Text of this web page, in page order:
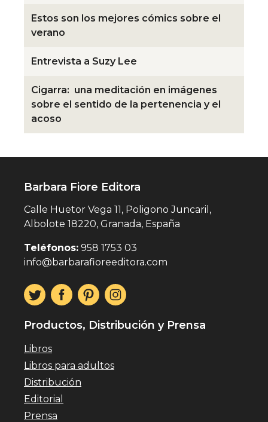
Estos son los mejores cómics sobre el
verano
Entrevista a Suzy Lee
Cigarra: una meditación en imágenes
sobre el sentido de la pertenencia y el
acoso
Barbara Fiore Editora
Calle Huetor Vega 11, Poligono Juncaril,
Albolote 18220, Granada, España
Teléfonos: 958 1753 03
info@barbarafioreeditora.com
Productos, Distribución y Prensa
Libros
Libros para adultos
Distribución
Editorial
Prensa